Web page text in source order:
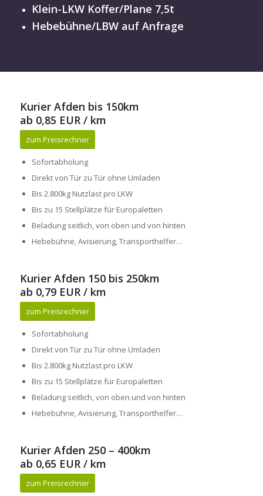
Klein-LKW Koffer/Plane 7,5t
Hebebühne/LBW auf Anfrage
Kurier Afden bis 150km
ab 0,85 EUR / km
zum Preisrechner
Sofortabholung
Direkt von Tür zu Tür ohne Umladen
Bis 2.800kg Nutzlast pro LKW
Bis zu 15 Stellplätze für Europaletten
Beladung seitlich, von oben und von hinten
Hebebühne, Avisierung, Transporthelfer…
Kurier Afden 150 bis 250km
ab 0,79 EUR / km
zum Preisrechner
Sofortabholung
Direkt von Tür zu Tür ohne Umladen
Bis 2.800kg Nutzlast pro LKW
Bis zu 15 Stellplätze für Europaletten
Beladung seitlich, von oben und von hinten
Hebebühne, Avisierung, Transporthelfer…
Kurier Afden 250 – 400km
ab 0,65 EUR / km
zum Preisrechner